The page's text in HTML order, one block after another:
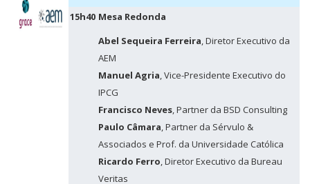
15h40 Mesa Redonda
Abel Sequeira Ferreira, Diretor Executivo da
AEM
Manuel Agria, Vice-Presidente Executivo do
IPCG
Francisco Neves, Partner da BSD Consulting
Paulo Câmara, Partner da Sérvulo &
Associados e Prof. da Universidade Católica
Ricardo Ferro, Diretor Executivo da Bureau
Veritas